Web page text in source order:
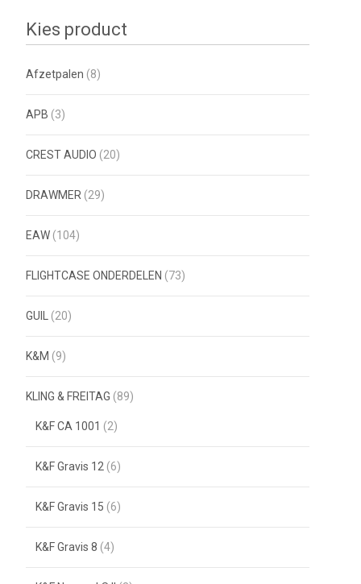
Kies product
Afzetpalen (8)
APB (3)
CREST AUDIO (20)
DRAWMER (29)
EAW (104)
FLIGHTCASE ONDERDELEN (73)
GUIL (20)
K&M (9)
KLING & FREITAG (89)
K&F CA 1001 (2)
K&F Gravis 12 (6)
K&F Gravis 15 (6)
K&F Gravis 8 (4)